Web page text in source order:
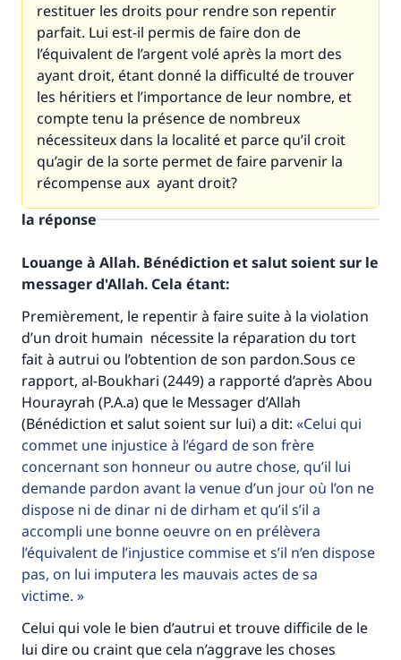
restituer les droits pour rendre son repentir
parfait. Lui est-il permis de faire don de
l’équivalent de l’argent volé après la mort des
ayant droit, étant donné la difficulté de trouver
les héritiers et l’importance de leur nombre, et
compte tenu la présence de nombreux
nécessiteux dans la localité et parce qu’il croit
qu’agir de la sorte permet de faire parvenir la
récompense aux ayant droit?
la réponse
Louange à Allah. Bénédiction et salut soient sur le
messager d'Allah. Cela étant:
Premièrement, le repentir à faire suite à la violation
d’un droit humain nécessite la réparation du tort
fait à autrui ou l’obtention de son pardon.Sous ce
rapport, al-Boukhari (2449) a rapporté d’après Abou
Hourayrah (P.A.a) que le Messager d’Allah
(Bénédiction et salut soient sur lui) a dit:
Celui qui
commet une injustice à l’égard de son frère
concernant son honneur ou autre chose, qu’il lui
demande pardon avant la venue d’un jour où l’on ne
dispose ni de dinar ni de dirham et qu’il s’il a
accompli une bonne oeuvre on en prélèvera
l’équivalent de l’injustice commise et s’il n’en dispose
pas, on lui imputera les mauvais actes de sa
victime.
Celui qui vole le bien d’autrui et trouve difficile de le
lui dire ou craint que cela n’aggrave les choses